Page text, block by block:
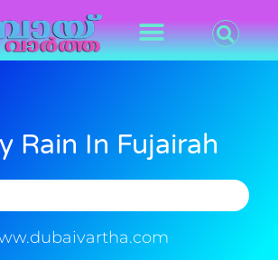
Rain In Fujairah